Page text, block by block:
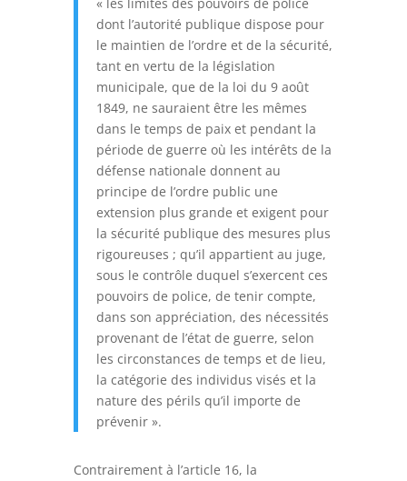
dont l’autorité publique dispose pour
le maintien de l’ordre et de la sécurité,
tant en vertu de la législation
municipale, que de la loi du 9 août
1849, ne sauraient être les mêmes
dans le temps de paix et pendant la
période de guerre où les intérêts de la
défense nationale donnent au
principe de l’ordre public une
extension plus grande et exigent pour
la sécurité publique des mesures plus
rigoureuses ; qu’il appartient au juge,
sous le contrôle duquel s’exercent ces
pouvoirs de police, de tenir compte,
dans son appréciation, des nécessités
provenant de l’état de guerre, selon
les circonstances de temps et de lieu,
la catégorie des individus visés et la
nature des périls qu’il importe de
prévenir ».
Contrairement à l’article 16, la